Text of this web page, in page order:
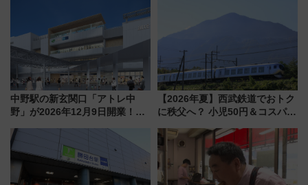
中野駅の新玄関口「アトレ中
野」が2026年12月9日開業！新
注目スポット
【2026年夏】西武鉄道でおトク
に秩父へ？ 小児50円＆コスパ最
族旅行！ 深夜の正丸トンネル探
検や特急ラビューも